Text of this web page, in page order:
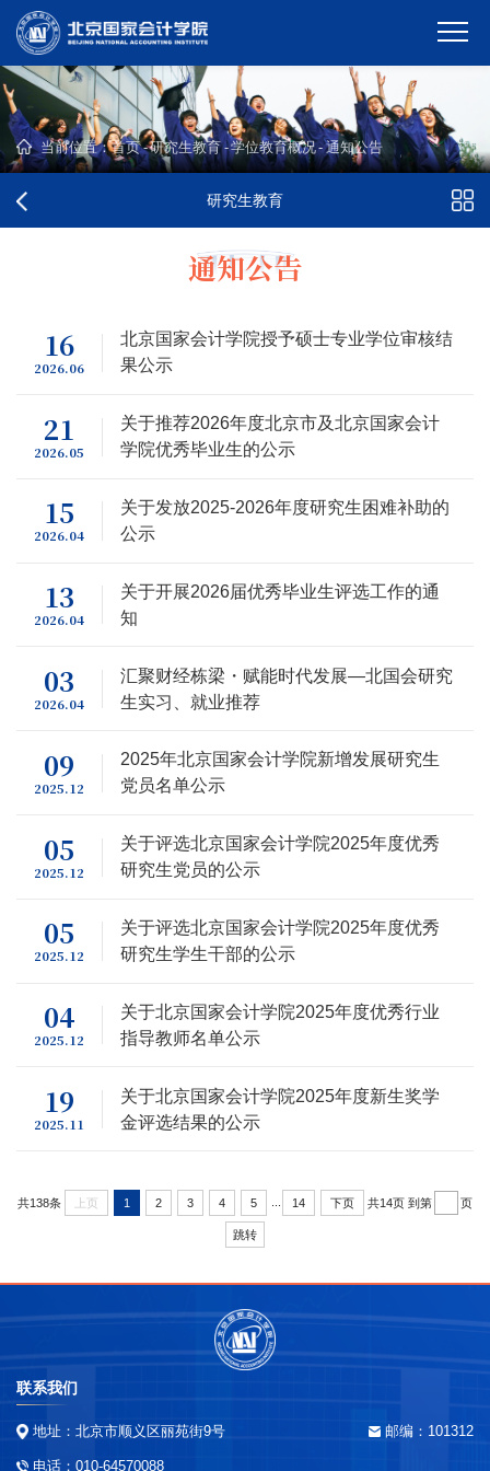
当前位置：首页-研究生教育-学位教育概况-通知公告
研究生教育
通知公告
16
2026.06
北京国家会计学院授予硕士专业学位审核结
果公示
21
2026.05
关于推荐2026年度北京市及北京国家会计
学院优秀毕业生的公示
15
2026.04
关于发放2025-2026年度研究生困难补助的
公示
13
2026.04
关于开展2026届优秀毕业生评选工作的通
知
03
2026.04
汇聚财经栋梁・赋能时代发展—北国会研究
生实习、就业推荐
09
2025.12
2025年北京国家会计学院新增发展研究生
党员名单公示
05
2025.12
关于评选北京国家会计学院2025年度优秀
研究生党员的公示
05
2025.12
关于评选北京国家会计学院2025年度优秀
研究生学生干部的公示
04
2025.12
关于北京国家会计学院2025年度优秀行业
指导教师名单公示
19
2025.11
关于北京国家会计学院2025年度新生奖学
金评选结果的公示
共138条 上页 1 2 3 4 5 14 下页 共14页 到第 页
跳转
联系我们
地址：北京市顺义区丽苑街9号 邮编：101312
电话：010-64570088